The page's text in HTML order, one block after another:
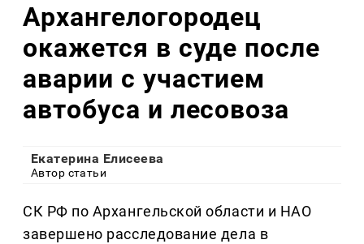
Архангелогородец
окажется в суде после
аварии с участием
автобуса и лесовоза
Екатерина Елисеева
Автор статьи
СК РФ по Архангельской области и НАО
завершено расследование дела в